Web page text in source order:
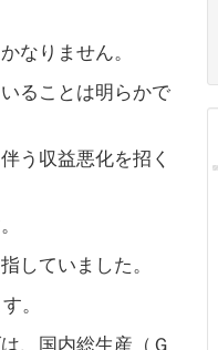
なりません。
ることは明らかで
う収益悪化を招く
していました。
。
、国内総生産（Ｇ